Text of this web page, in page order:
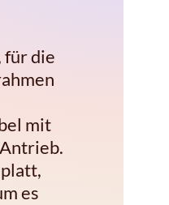
für die
mit
es